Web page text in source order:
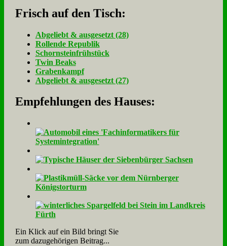
Frisch auf den Tisch:
Ab­ge­liebt & aus­ge­setzt (28)
Rol­len­de Re­pu­blik
Schorn­stein­früh­stück
Twin Beaks
Gra­ben­kampf
Ab­ge­liebt & aus­ge­setzt (27)
Empfehlungen des Hauses:
Ein Klick auf ein Bild bringt Sie
zum dazugehörigen Beitrag...